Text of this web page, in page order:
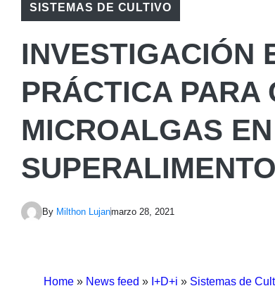
SISTEMAS DE CULTIVO
INVESTIGACIÓN
PRÁCTICA PARA
MICROALGAS
By Milthon Lujanmarzo 28, 2021
Home » News feed » I+D+i » Sistemas de